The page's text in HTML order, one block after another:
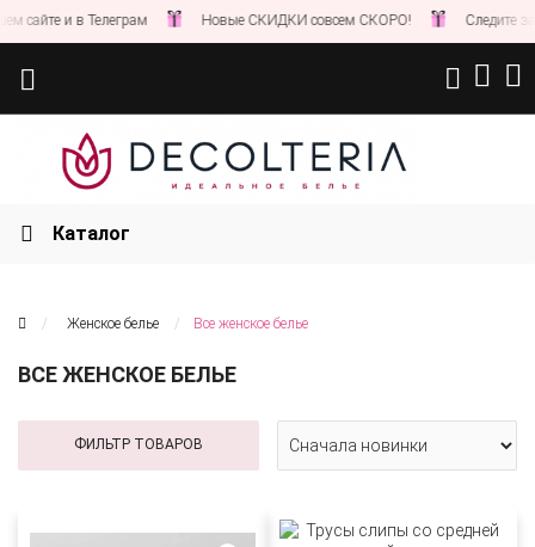
и в Телеграм Новые СКИДКИ совсем СКОРО! Следите за
Каталог
Женское белье Все женское белье
ВСЕ ЖЕНСКОЕ БЕЛЬЕ
ФИЛЬТР ТОВАРОВ